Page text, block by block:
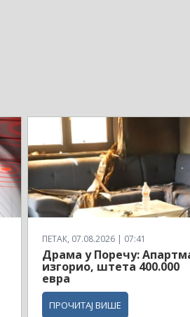
ПЕТАК, 07.08.2026 | 07:41
Драма у Поречу:
изгорио, штета 400.000
евра
ПРОЧИТАЈ ВИШЕ